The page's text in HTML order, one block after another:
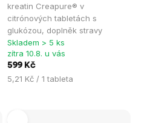
kreatin Creapure® v
citrónových tabletách s
glukózou, doplněk stravy
5,0
z
5
hvězdiček.
Skladem > 5 ks
zítra 10.8. u vás
599 Kč
Měrná
5,21 Kč / 1 tableta